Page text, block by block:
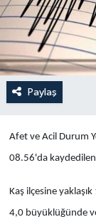
Paylaş
Afet ve Acil Durum
08.56'da
Kaş ilçesine
4,0 büyüklüğünde
Bi̇li̇m &
Dünya
Eği̇ti̇m